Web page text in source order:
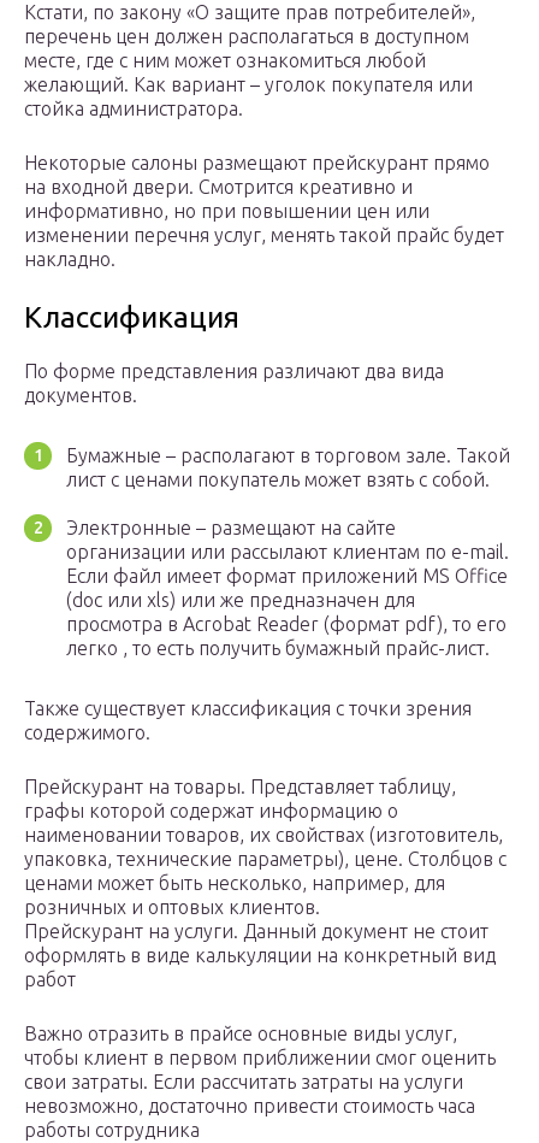
Кстати, по закону «О защите прав потребителей»,
перечень цен должен располагаться в доступном
месте, где с ним может ознакомиться любой
желающий. Как вариант – уголок покупателя или
стойка администратора.
Некоторые салоны размещают прейскурант прямо
на входной двери. Смотрится креативно и
информативно, но при повышении цен или
изменении перечня услуг, менять такой прайс будет
накладно.
Классификация
По форме представления различают два вида
документов.
Бумажные – располагают в торговом зале. Такой
лист с ценами покупатель может взять с собой.
Электронные – размещают на сайте
организации или рассылают клиентам по e-mail.
Если файл имеет формат приложений MS Office
(doc или xls) или же предназначен для
просмотра в Acrobat Reader (формат pdf), то его
легко , то есть получить бумажный прайс-лист.
Также существует классификация с точки зрения
содержимого.
Прейскурант на товары. Представляет таблицу,
графы которой содержат информацию о
наименовании товаров, их свойствах (изготовитель,
упаковка, технические параметры), цене. Столбцов с
ценами может быть несколько, например, для
розничных и оптовых клиентов.
Прейскурант на услуги. Данный документ не стоит
оформлять в виде калькуляции на конкретный вид
работ
Важно отразить в прайсе основные виды услуг,
чтобы клиент в первом приближении смог оценить
свои затраты. Если рассчитать затраты на услуги
невозможно, достаточно привести стоимость часа
работы сотрудника